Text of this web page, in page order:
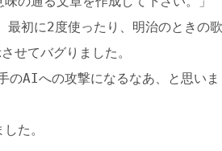
初に2度使ったり、明治のときの
せてバグりました。
AIへの攻撃になるなあ、と思いま
た。